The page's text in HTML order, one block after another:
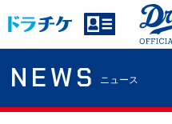
NEWS ニュース